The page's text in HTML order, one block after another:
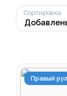
Сортировка
Правый